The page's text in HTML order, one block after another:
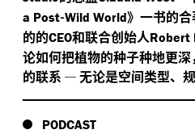
a Post-Wild World》一书的
的的CEO和联合创始人Robert
论如何把植物的种子种地更
的联系 —无论是空间类型、
PODCAST